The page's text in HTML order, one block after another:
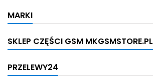
MARKI
SKLEP CZĘŚCI GSM MKGSMSTORE.PL
PRZELEWY24